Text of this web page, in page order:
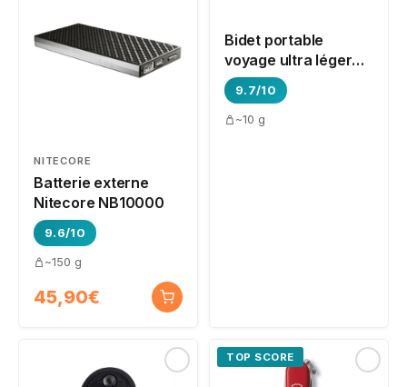
NITECORE
Batterie externe
Nitecore NB10000
9.6/10
~150 g
45,90€
Bidet portable
voyage ultra léger
CuloClean
9.7/10
~10 g
TOP SCORE